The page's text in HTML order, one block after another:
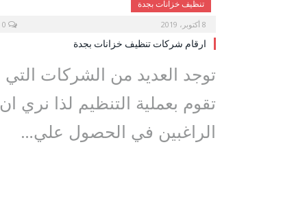
تنظيف خزانات بجدة
8 أكتوبر، 2019
ارقام شركات تنظيف خزانات بجدة
توجد العديد من الشركات التي
تقوم بعملية التنظيم لذا نري ان
الراغبين في الحصول علي…